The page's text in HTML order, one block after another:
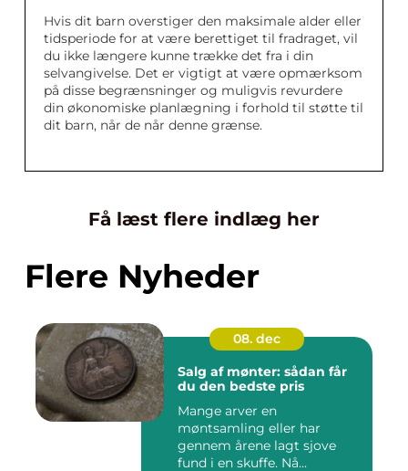
Hvis dit barn overstiger den maksimale alder eller
tidsperiode for at være berettiget til fradraget, vil
du ikke længere kunne trække det fra i din
selvangivelse. Det er vigtigt at være opmærksom
på disse begrænsninger og muligvis revurdere
din økonomiske planlægning i forhold til støtte til
dit barn, når de når denne grænse.
Få læst flere indlæg her
Flere Nyheder
08. dec
Salg af mønter: sådan får
du den bedste pris
Mange arver en
møntsamling eller har
gennem årene lagt sjove
fund i en skuffe. Nå...